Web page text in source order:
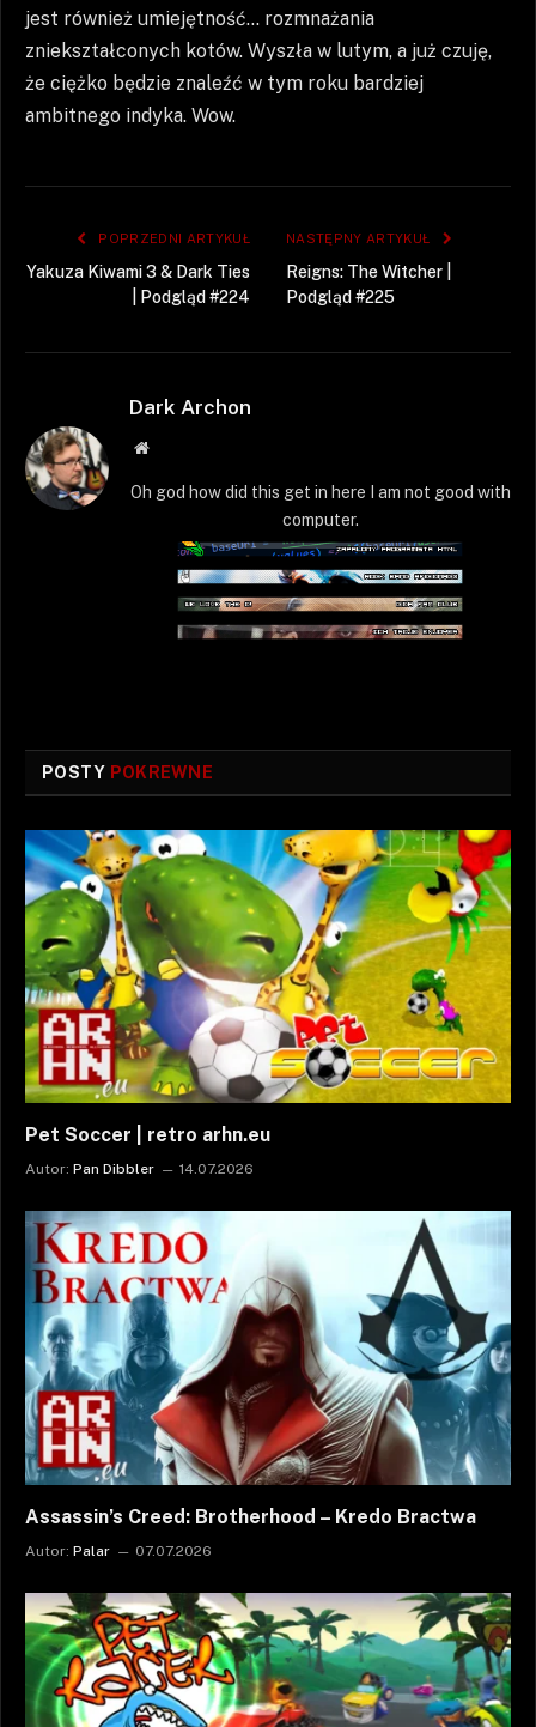
jest również umiejętność… rozmnażania
zniekształconych kotów. Wyszła w lutym, a już czuję,
że ciężko będzie znaleźć w tym roku bardziej
ambitnego indyka. Wow.
POPRZEDNI ARTYKUŁ
Yakuza Kiwami 3 & Dark Ties
| Podgląd #224
NASTĘPNY ARTYKUŁ
Reigns: The Witcher |
Podgląd #225
Dark Archon
Strona
Oh god how did this get in here I am not good with
computer.
POSTY POKREWNE
Pet Soccer | retro arhn.eu
Autor: Pan Dibbler 14.07.2026
Assassin’s Creed: Brotherhood – Kredo Bractwa
Autor: Palar 07.07.2026